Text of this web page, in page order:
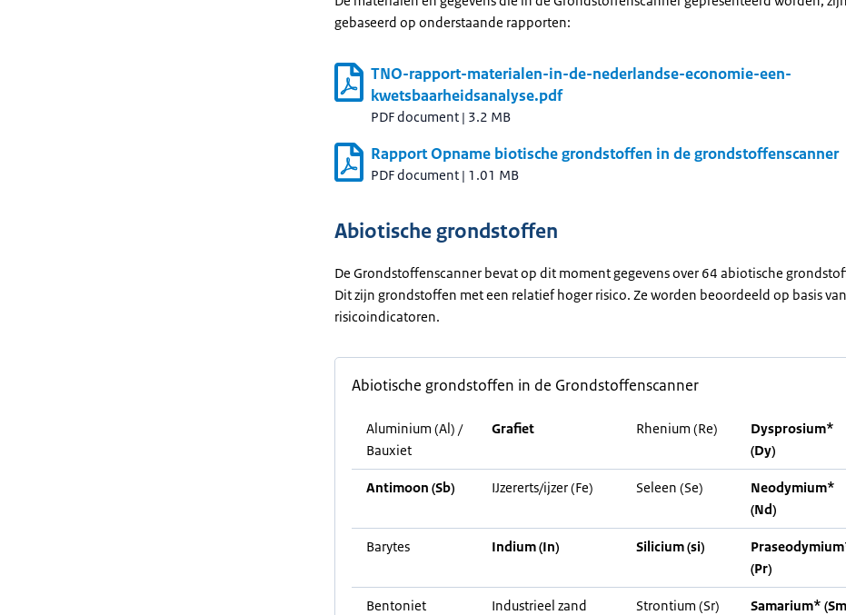
gebaseerd op onderstaande rapporten:
TNO-rapport-materialen-in-de-nederlandse-economie-een-
kwetsbaarheidsanalyse.pdf
PDF document | 3.2 MB
Rapport Opname biotische grondstoffen in de grondstoffenscanner
PDF document | 1.01 MB
Abiotische grondstoffen
De Grondstoffenscanner bevat op dit moment gegevens over 64 abiotische
Dit zijn grondstoffen met een relatief hoger risico. Ze worden beoordeeld op basis
risicoindicatoren.
Abiotische grondstoffen in de Grondstoffenscanner
Aluminium (Al) /
Bauxiet
Grafiet Rhenium (Re)
Dysprosium*
(Dy)
Antimoon (Sb) IJzererts/ijzer (Fe) Seleen (Se)
Neodymium*
(Nd)
Barytes Indium (In) Silicium (si)
(Pr)
Bentoniet
Industrieel zand
Strontium (Sr) Samarium*